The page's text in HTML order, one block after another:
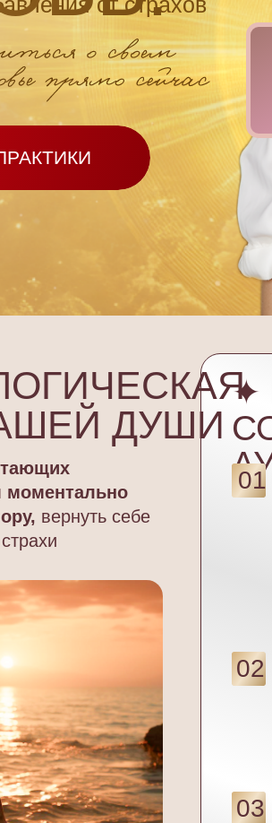
моментально
вернуть себе
✦
ДУШИ
01
02
03